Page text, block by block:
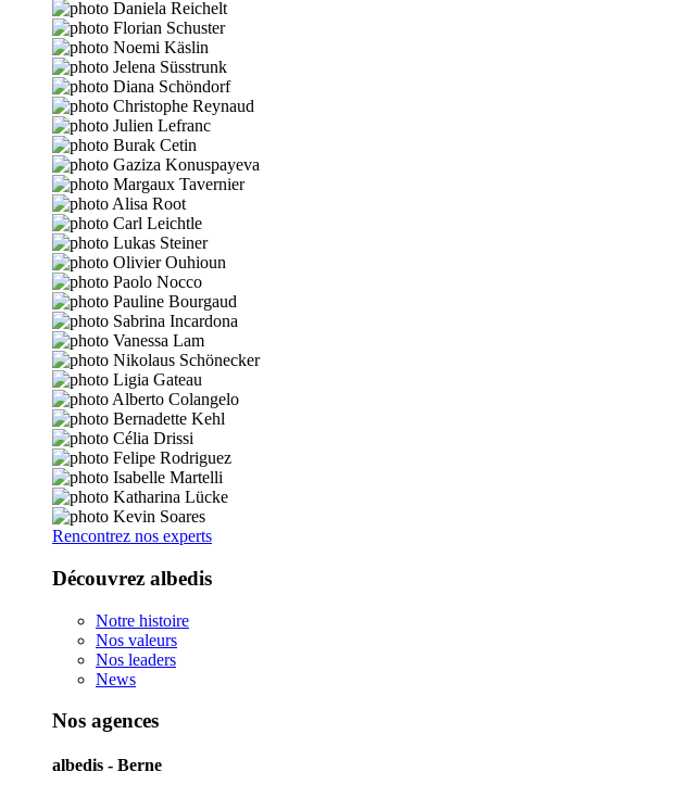
Rencontrez nos experts
Découvrez albedis
Notre histoire
Nos valeurs
Nos leaders
News
Nos agences
albedis - Berne